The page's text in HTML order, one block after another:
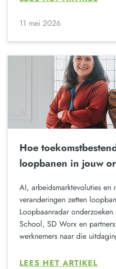
11 mei 2026
Hoe
loopbanen in jouw
AI, arbeidsmarktevoluties en
veranderingen zetten
Loopbaanradar
School, SD Worx en
werknemers naar die
LEES HET ARTIKEL